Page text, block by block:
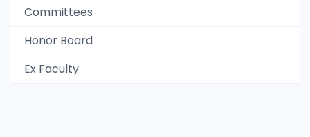
Committees
Honor Board
Ex Faculty